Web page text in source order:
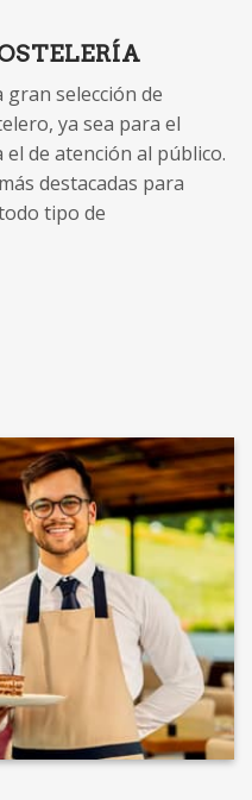
selección de
ya sea para el
de atención al público.
destacadas para
tipo de